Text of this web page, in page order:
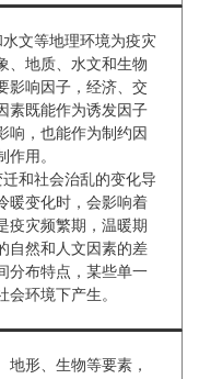
水文等地理环境为疫灾
、地质、水文和生物
影响因子，经济、交
素既能作为诱发因子
响，也能作为制约因
用。
迁和社会治乱的变化导
暖变化时，会影响着
疫灾频繁期，温暖期
自然和人文因素的差
分布特点，某些单一
环境下产生。
地形、生物等要素，